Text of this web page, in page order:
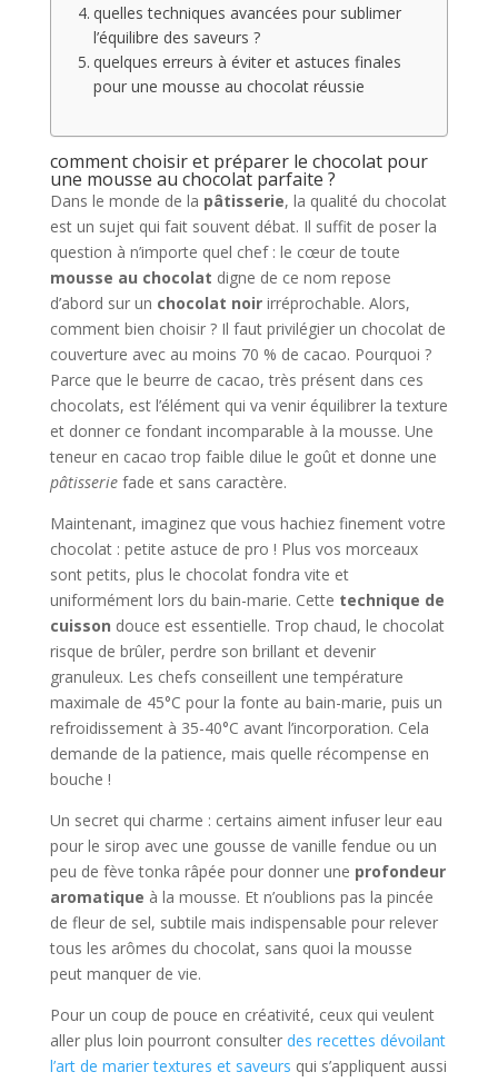
quelles techniques avancées pour sublimer
l’équilibre des saveurs ?
quelques erreurs à éviter et astuces finales
pour une mousse au chocolat réussie
comment choisir et préparer le chocolat pour
une mousse au chocolat parfaite ?
Dans le monde de la pâtisserie, la qualité du chocolat
est un sujet qui fait souvent débat. Il suffit de poser la
question à n’importe quel chef : le cœur de toute
mousse au chocolat digne de ce nom repose
d’abord sur un chocolat noirirréprochable. Alors,
comment bien choisir ? Il faut privilégier un chocolat de
couverture avec au moins 70 % de cacao. Pourquoi ?
Parce que le beurre de cacao, très présent dans ces
chocolats, est l’élément qui va venir équilibrer la texture
et donner ce fondant incomparable à la mousse. Une
teneur en cacao trop faible dilue le goût et donne une
pâtisseriefade et sans caractère.
Maintenant, imaginez que vous hachiez finement votre
chocolat : petite astuce de pro ! Plus vos morceaux
sont petits, plus le chocolat fondra vite et
uniformément lors du bain-marie. Cette technique de
cuisson douce est essentielle. Trop chaud, le chocolat
risque de brûler, perdre son brillant et devenir
granuleux. Les chefs conseillent une température
maximale de 45°C pour la fonte au bain-marie, puis un
refroidissement à 35-40°C avant l’incorporation. Cela
demande de la patience, mais quelle récompense en
bouche !
Un secret qui charme : certains aiment infuser leur eau
pour le sirop avec une gousse de vanille fendue ou un
peu de fève tonka râpée pour donner une profondeur
aromatique à la mousse. Et n’oublions pas la pincée
de fleur de sel, subtile mais indispensable pour relever
tous les arômes du chocolat, sans quoi la mousse
peut manquer de vie.
Pour un coup de pouce en créativité, ceux qui veulent
aller plus loin pourront consulter des recettes dévoilant
l’art de marier textures et saveurs qui s’appliquent aussi